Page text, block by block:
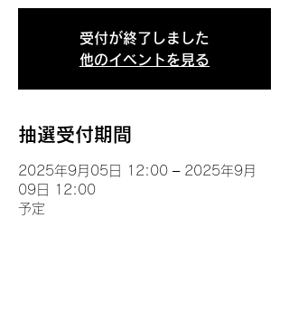
受付が終了しました
他のイベントを見る
抽選受付期間
2025年9月05日 12:00 – 2025年9月
09日 12:00
予定